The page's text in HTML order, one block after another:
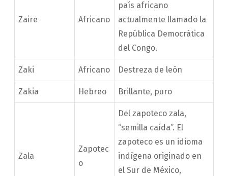
Zaire Africano
país africano
actualmente llamado la
República Democrática
del Congo.
Zaki Africano Destreza de león
Zakia Hebreo Brillante, puro
Zala
Zapotec
o
Del zapoteco zala,
“semilla caída”. El
zapoteco es un idioma
indígena originado en
el Sur de México,